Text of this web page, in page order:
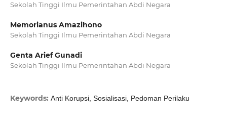
Sekolah Tinggi Ilmu Pemerintahan Abdi Negara
Memorianus Amazihono
Sekolah Tinggi Ilmu Pemerintahan Abdi Negara
Genta Arief Gunadi
Sekolah Tinggi Ilmu Pemerintahan Abdi Negara
Keywords: Anti Korupsi, Sosialisasi, Pedoman Perilaku